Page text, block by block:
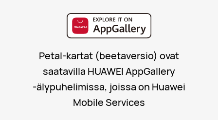
Petal-kartat (beetaversio) ovat
saatavilla HUAWEI AppGallery
-älypuhelimissa, joissa on Huawei
Mobile Services